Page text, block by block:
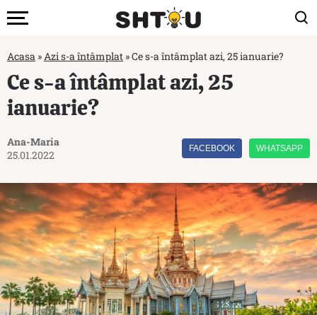
Acasa »Azi s-a întâmplat »Ce s-a întâmplat azi, 25 ianuarie?
Ce s-a întâmplat azi, 25
ianuarie?
Ana-Maria
25.01.2022
FACEBOOK WHATSAPP